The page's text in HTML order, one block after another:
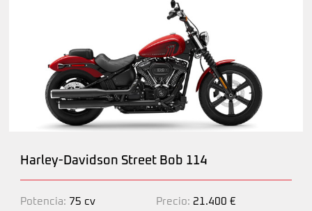
Harley-Davidson Street Bob 114
Potencia: 75 cv
Precio: 21.400 €